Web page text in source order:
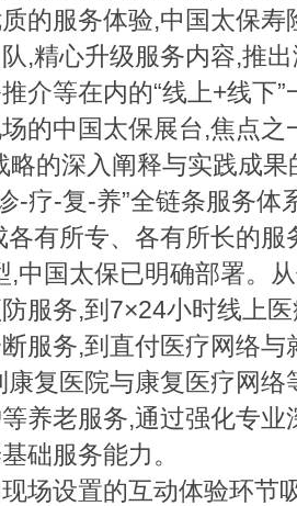
的服务体验,中国太保寿
,精心升级服务内容,推
介等在内的“线上+线下
的中国太保展台,焦点之
略的深入阐释与实践成
-疗-复-养”全链条服务体
有所专、各有所长的服
,中国太保已明确部署。
服务,到7×24小时线上
服务,到直付医疗网络与
复医院与康复医疗网络
养老服务,通过强化专业
础服务能力。
场设置的互动体验环节